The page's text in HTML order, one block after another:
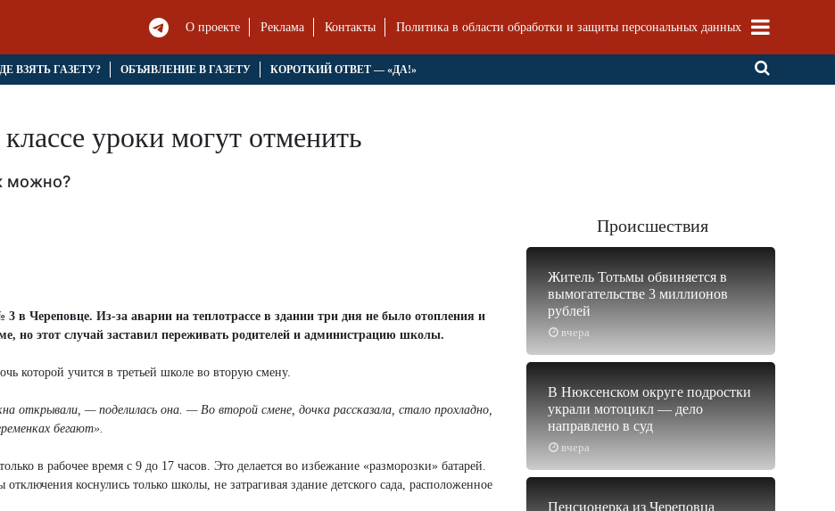
О проекте Реклама Контакты Политика в области обработки и защиты персональных данных
ВЗЯТЬ ГАЗЕТУ? ОБЪЯВЛЕНИЕ В ГАЗЕТУ КОРОТКИЙ ОТВЕТ — «ДА!»
уроки могут отменить
можно?
в Череповце. Из-за аварии на теплотрассе в здании три дня не было отопления и
но этот случай заставил переживать родителей и администрацию школы.
которой учится в третьей школе во вторую смену.
открывали, — поделилась она. — Во второй смене, дочка рассказала, стало прохладно,
бегают».
в рабочее время с 9 до 17 часов. Это делается во избежание «разморозки» батарей.
коснулись только школы, не затрагивая здание детского сада, расположенное
Происшествия
вчера
Житель Тотьмы обвиняется в
вымогательстве 3 миллионов
рублей
вчера
В Нюксенском округе подростки
украли мотоцикл — дело
направлено в суд
Пенсионерка из Череповца